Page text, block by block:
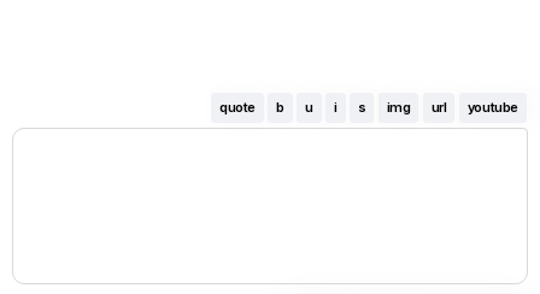
quote b u i s img url youtube